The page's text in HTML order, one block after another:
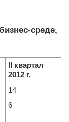
среде,
II квартал
2012 г.
14
6